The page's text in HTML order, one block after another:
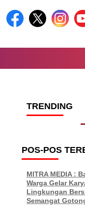
TRENDING
POS-POS
MITRA MEDIA :
Warga Gelar
Lingkungan
Semangat